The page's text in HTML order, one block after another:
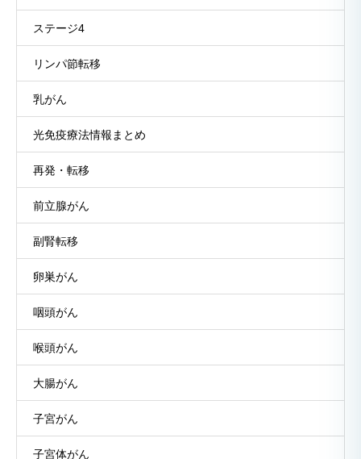
ステージ4
リンパ節転移
乳がん
光免疫療法情報まとめ
再発・転移
前立腺がん
副腎転移
卵巣がん
咽頭がん
喉頭がん
大腸がん
子宮がん
子宮体がん